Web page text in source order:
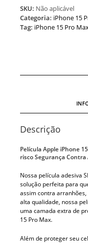
SKU: Não aplicável
Categoria: iPhone 15
Tag: iPhone 15 Pro
Descrição
Película Apple iPhone
risco Segurança
Nossa película adesiva
solução perfeita para
assim contra
alta qualidade, nossa
uma camada extra de
15 Pro Max.
Além de proteger seu